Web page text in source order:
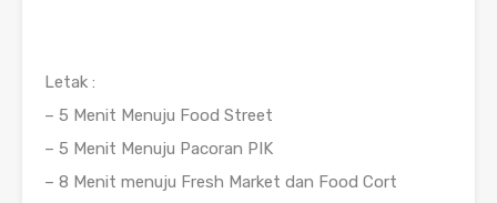
Letak :
– 5 Menit Menuju Food Street
– 5 Menit Menuju Pacoran PIK
– 8 Menit menuju Fresh Market dan Food Cort